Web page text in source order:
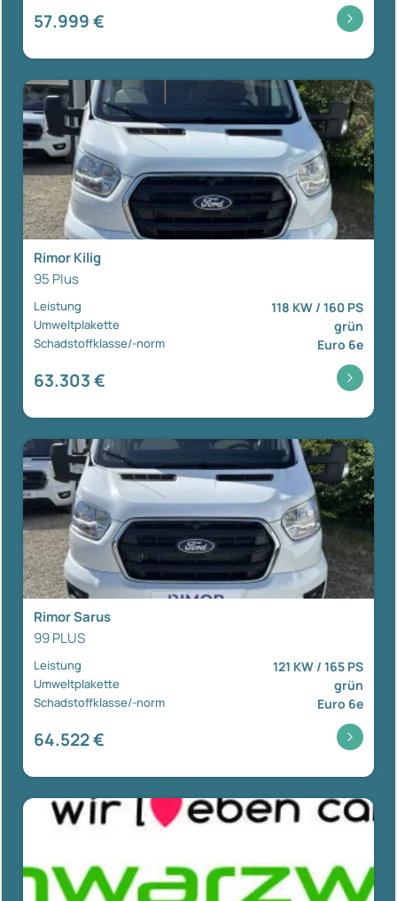
57.999 €
Rimor Kilig
95 Plus
Leistung 118 KW / 160 PS
Umweltplakette grün
Schadstoffklasse/-norm Euro 6e
63.303 €
Rimor Sarus
99 PLUS
Leistung 121 KW / 165 PS
Umweltplakette grün
Schadstoffklasse/-norm Euro 6e
64.522 €